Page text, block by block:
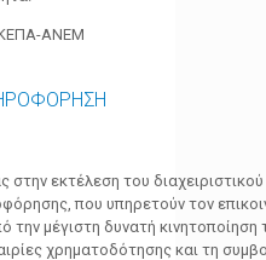
στην εκτέλεση του
που υπηρετούν τον
την μέγιστη δυνατή
χρηματοδότησης και τη